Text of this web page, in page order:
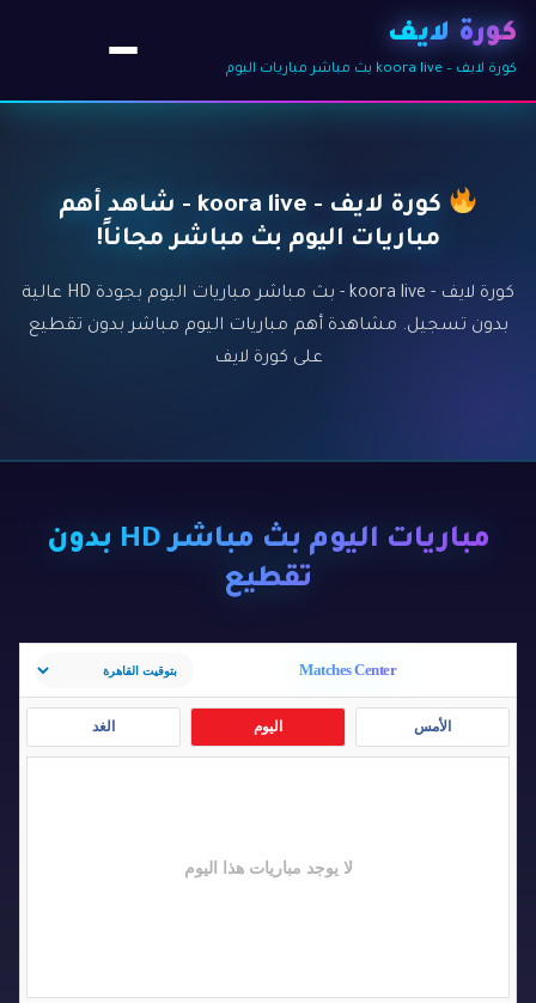
كورة لايف
كورة لايف – koora live بث مباشر مباريات اليوم
كورة لايف - koora live - شاهد أهم
مباريات اليوم بث مباشر مجاناً!
كورة لايف - koora live - بث مباشر مباريات اليوم بجودة HD عالية
بدون تسجيل. مشاهدة أهم مباريات اليوم مباشر بدون تقطيع
على كورة لايف
مباريات اليوم بث مباشر HD بدون
تقطيع
Matches Center
الأمس اليوم الغد
لا يوجد مباريات هذا اليوم